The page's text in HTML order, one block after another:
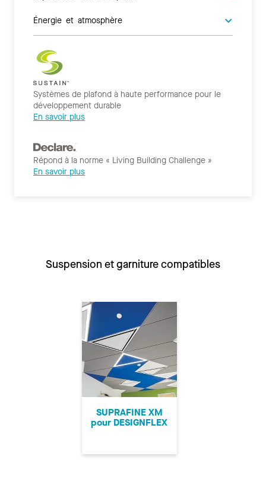
Énergie et atmosphère
Systèmes de plafond à haute performance pour le
développement durable
En savoir plus
Répond à la norme « Living Building Challenge »
En savoir plus
Suspension et garniture compatibles
SUPRAFINE XM
pour DESIGNFLEX